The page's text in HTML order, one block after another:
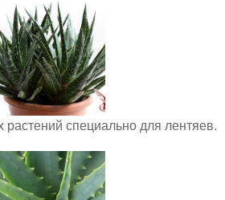
специально для лентяев.